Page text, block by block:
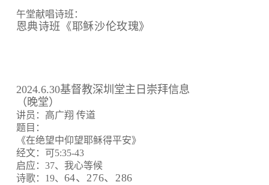
午堂献唱诗班：
恩典诗班《耶稣沙伦玫瑰》
2024.6.30基督教深圳堂主日崇拜信息
（晚堂）
讲员：高广翔 传道
题目：
《在绝望中仰望耶稣得平安》
经文：可5:35-43
启应：37、我心等候
诗歌：19、 64、 276、 286